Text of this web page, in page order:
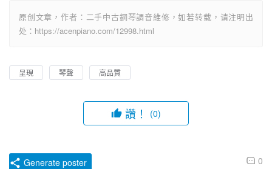
原创文章，作者：二手中古鋼琴調音維修，如若转载，请注明出
处：https://acenpiano.com/12998.html
呈現 琴聲 高品質
讚！ (0)
0
Generate poster